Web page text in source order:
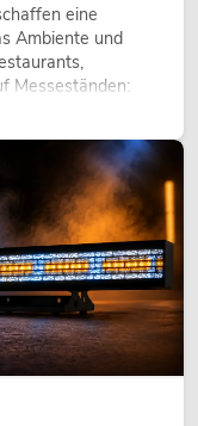
eine
Ambiente und
Messeständen:
längst zum